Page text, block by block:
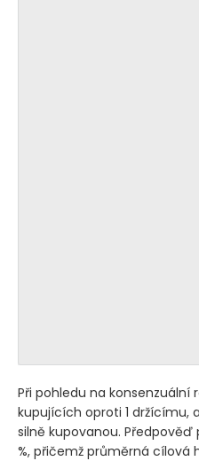
Při pohledu na konsenzuální
kupujících oproti 1 držícímu,
silně kupovanou.
%, přičemž průměrná cílová